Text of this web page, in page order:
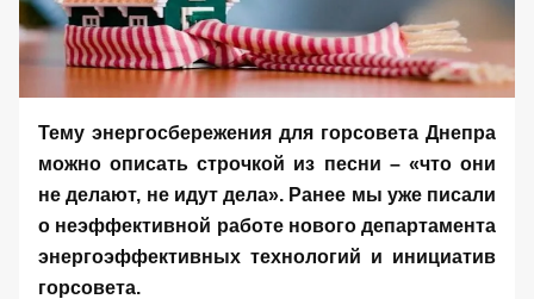
Тему энергосбережения для горсовета Днепра
можно описать строчкой из песни – «что они
не делают, не идут дела». Ранее мы уже писали
о неэффективной работе нового департамента
энергоэффективных технологий и инициатив
горсовета.